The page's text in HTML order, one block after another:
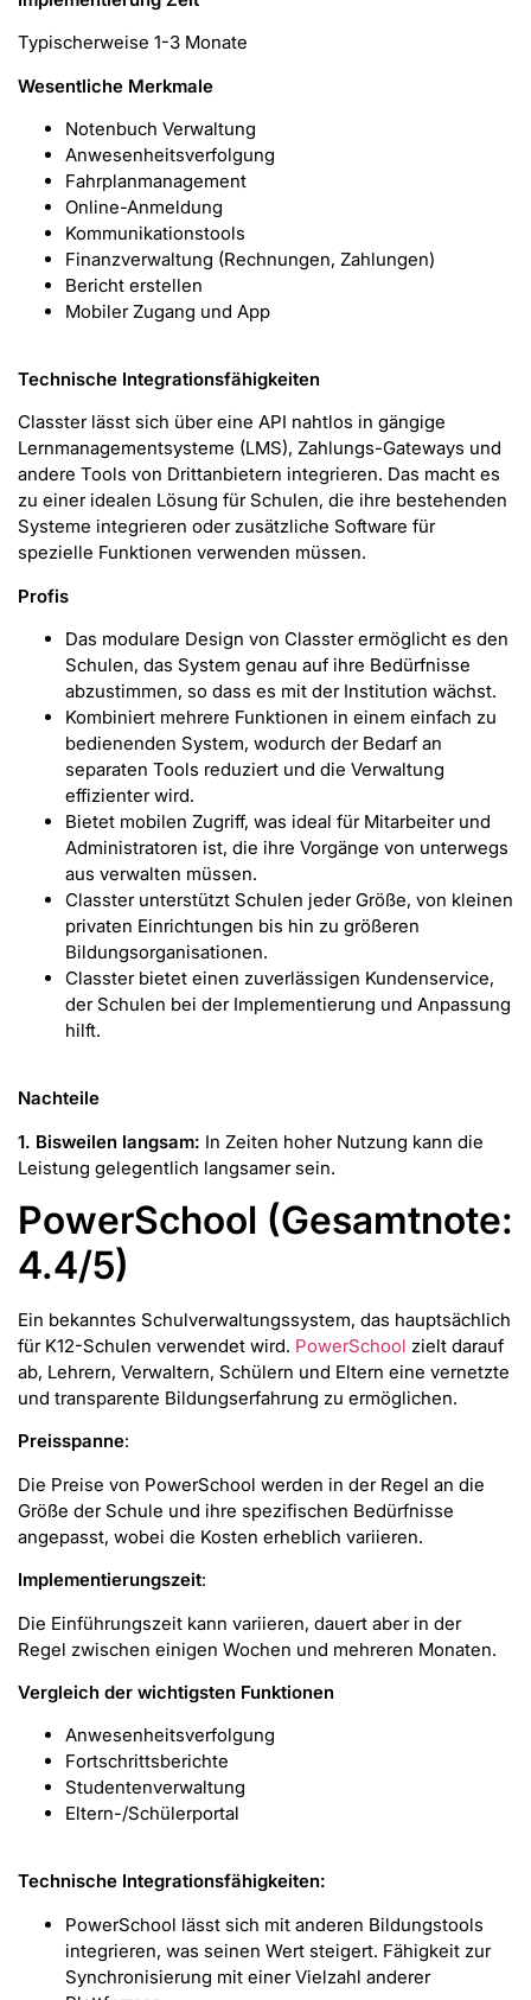
Typischerweise 1-3 Monate
Wesentliche Merkmale
Notenbuch Verwaltung
Anwesenheitsverfolgung
Fahrplanmanagement
Online-Anmeldung
Kommunikationstools
Finanzverwaltung (Rechnungen, Zahlungen)
Bericht erstellen
Mobiler Zugang und App
Technische Integrationsfähigkeiten
Classter lässt sich über eine API nahtlos in gängige
Lernmanagementsysteme (LMS), Zahlungs-Gateways und
andere Tools von Drittanbietern integrieren. Das macht es
zu einer idealen Lösung für Schulen, die ihre bestehenden
Systeme integrieren oder zusätzliche Software für
spezielle Funktionen verwenden müssen.
Profis
Das modulare Design von Classter ermöglicht es den
Schulen, das System genau auf ihre Bedürfnisse
abzustimmen, so dass es mit der Institution wächst.
Kombiniert mehrere Funktionen in einem einfach zu
bedienenden System, wodurch der Bedarf an
separaten Tools reduziert und die Verwaltung
effizienter wird.
Bietet mobilen Zugriff, was ideal für Mitarbeiter und
Administratoren ist, die ihre Vorgänge von unterwegs
aus verwalten müssen.
Classter unterstützt Schulen jeder Größe, von kleinen
privaten Einrichtungen bis hin zu größeren
Bildungsorganisationen.
Classter bietet einen zuverlässigen Kundenservice,
der Schulen bei der Implementierung und Anpassung
hilft.
Nachteile
1. Bisweilen langsam: In Zeiten hoher Nutzung kann die
Leistung gelegentlich langsamer sein.
PowerSchool (Gesamtnote:
4.4/5)
Ein bekanntes Schulverwaltungssystem, das hauptsächlich
für K12-Schulen verwendet wird. PowerSchool zielt darauf
ab, Lehrern, Verwaltern, Schülern und Eltern eine vernetzte
und transparente Bildungserfahrung zu ermöglichen.
Preisspanne:
Die Preise von PowerSchool werden in der Regel an die
Größe der Schule und ihre spezifischen Bedürfnisse
angepasst, wobei die Kosten erheblich variieren.
Implementierungszeit:
Die Einführungszeit kann variieren, dauert aber in der
Regel zwischen einigen Wochen und mehreren Monaten.
Vergleich der wichtigsten Funktionen
Anwesenheitsverfolgung
Fortschrittsberichte
Studentenverwaltung
Eltern-/Schülerportal
Technische Integrationsfähigkeiten:
PowerSchool lässt sich mit anderen Bildungstools
integrieren, was seinen Wert steigert. Fähigkeit zur
Synchronisierung mit einer Vielzahl anderer